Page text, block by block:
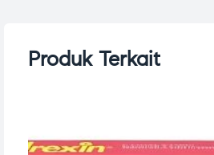
Produk Terkait